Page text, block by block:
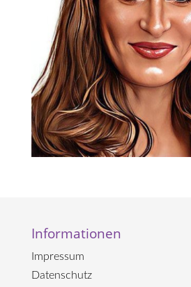
Informationen
Impressum
Datenschutz